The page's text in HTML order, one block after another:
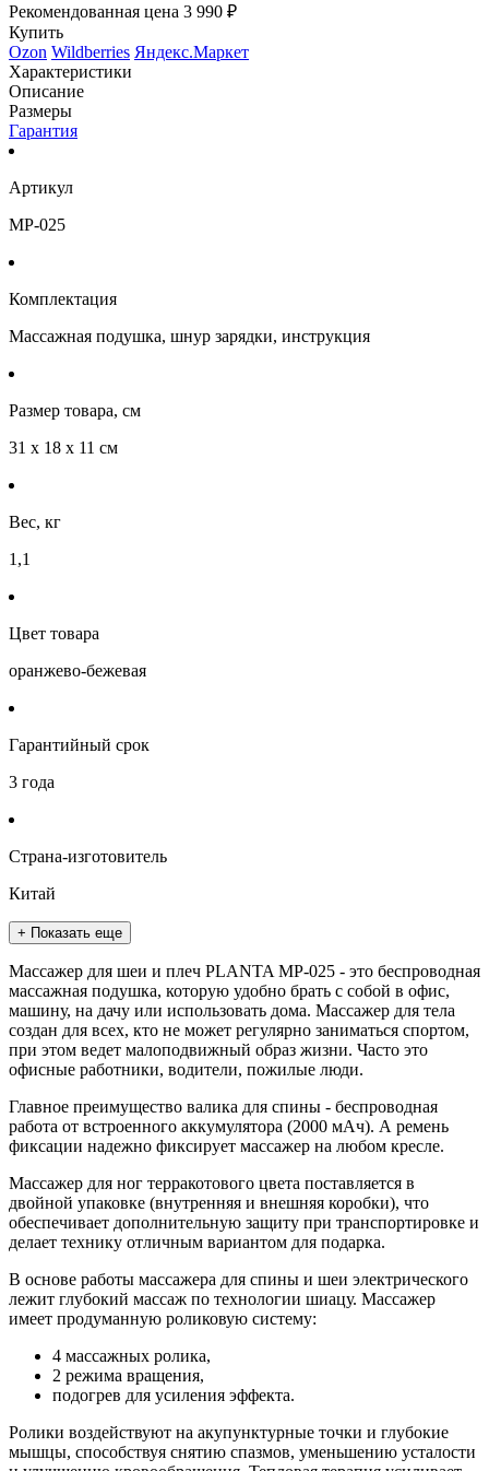
Рекомендованная цена 3 990 ₽
Купить
Ozon Wildberries Яндекс.Маркет
Характеристики
Описание
Размеры
Гарантия
Артикул
MP-025
Комплектация
Массажная подушка, шнур зарядки, инструкция
Размер товара, см
31 х 18 х 11 см
Вес, кг
1,1
Цвет товара
оранжево-бежевая
Гарантийный срок
3 года
Страна-изготовитель
Китай
+ Показать еще
Массажер для шеи и плеч PLANTA MP-025 - это беспроводная
массажная подушка, которую удобно брать с собой в офис,
машину, на дачу или использовать дома. Массажер для тела
создан для всех, кто не может регулярно заниматься спортом,
при этом ведет малоподвижный образ жизни. Часто это
офисные работники, водители, пожилые люди.
Главное преимущество валика для спины - беспроводная
работа от встроенного аккумулятора (2000 мАч). А ремень
фиксации надежно фиксирует массажер на любом кресле.
Массажер для ног терракотового цвета поставляется в
двойной упаковке (внутренняя и внешняя коробки), что
обеспечивает дополнительную защиту при транспортировке и
делает технику отличным вариантом для подарка.
В основе работы массажера для спины и шеи электрического
лежит глубокий массаж по технологии шиацу. Массажер
имеет продуманную роликовую систему:
4 массажных ролика,
2 режима вращения,
подогрев для усиления эффекта.
Ролики воздействуют на акупунктурные точки и глубокие
мышцы, способствуя снятию спазмов, уменьшению усталости